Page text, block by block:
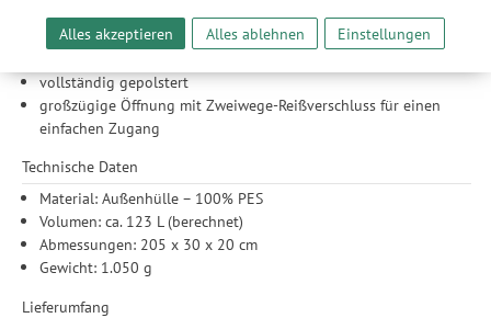
Werbeanzeigen für Sie bereitzustellen sowie Funktionalitäten
unserer Website sicherzustellen und stetig zu verbessern. Dabei
werden Ihre Daten auch an Drittanbieter und Werbepartner
weitergegeben. Die Verarbeitung erfolgt ausschließlich zum
Zwecke der Einbindung von Streaming-Inhalten und der
Durchführung von statistischer Analyse, Reichweitenmessungen,
Produktempfehlungen und nutzungsbasierter Werbung.
Informationen zu den einzelnen Funktionen, den Drittanbietern
und der Speicherdauer finden Sie unter Einstellungen. Diese
Einwilligung ist freiwillig, für die Nutzung unserer Website nicht
erforderlich und gilt, bis sie widerrufen wird. Sie können Ihre
Einwilligung unter Einstellungen lediglich für bestimmte
Drittanbieter erteilen und jederzeit für die Zukunft widerrufen.
Alles akzeptieren Alles ablehnen Einstellungen
wasser- und schmutzabweisendes Außenmaterial
beschichtete Bodenfläche
vollständig gepolstert
großzügige Öffnung mit Zweiwege-Reißverschluss für einen
einfachen Zugang
Technische Daten
Material: Außenhülle – 100% PES
Volumen: ca. 123 L (berechnet)
Abmessungen: 205 x 30 x 20 cm
Gewicht: 1.050 g
Lieferumfang